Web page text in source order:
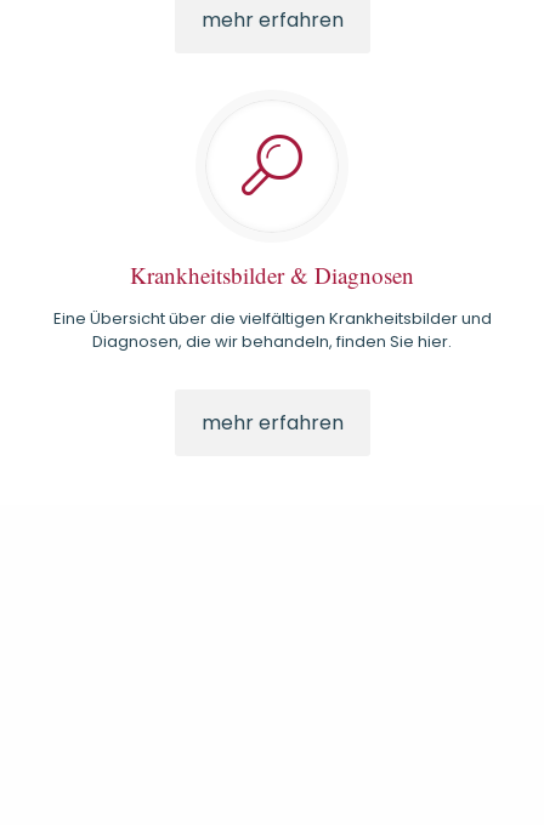
mehr erfahren
Krankheitsbilder & Diagnosen
Eine Übersicht über die vielfältigen Krankheitsbilder und
Diagnosen, die wir behandeln, finden Sie hier.
mehr erfahren